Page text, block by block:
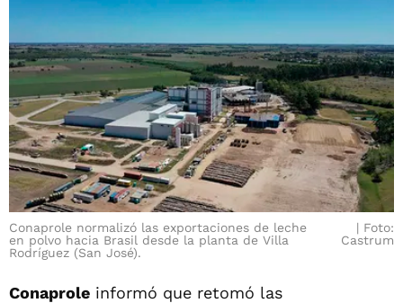
Conaprole normalizó las exportaciones de leche
en polvo hacia Brasil desde la planta de Villa
Rodríguez (San José).
Foto:
Castrum
Conaprole informó que retomó las